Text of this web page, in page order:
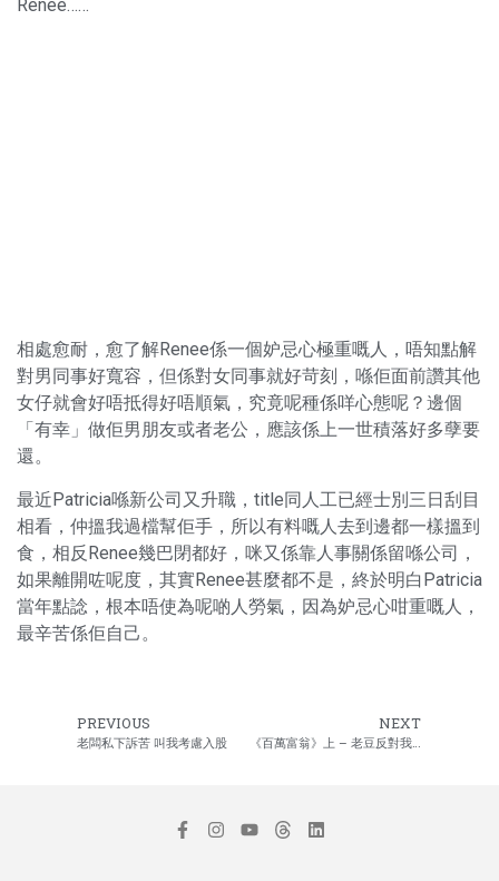
Renee……
相處愈耐，愈了解Renee係一個妒忌心極重嘅人，唔知點解
對男同事好寬容，但係對女同事就好苛刻，喺佢面前讚其他
女仔就會好唔抵得好唔順氣，究竟呢種係咩心態呢？邊個
「有幸」做佢男朋友或者老公，應該係上一世積落好多孽要
還。
最近Patricia喺新公司又升職，title同人工已經士別三日刮目
相看，仲搵我過檔幫佢手，所以有料嘅人去到邊都一樣搵到
食，相反Renee幾巴閉都好，咪又係靠人事關係留喺公司，
如果離開咗呢度，其實Renee甚麼都不是，終於明白Patricia
當年點諗，根本唔使為呢啲人勞氣，因為妒忌心咁重嘅人，
最辛苦係佢自己。
PREVIOUS
老闆私下訴苦 叫我考慮入股
NEXT
《百萬富翁》上 – 老豆反對我入國企